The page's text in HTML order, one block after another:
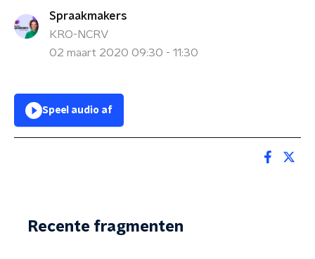
Spraakmakers
KRO-NCRV
02 maart 2020 09:30 - 11:30
Speel audio af
Recente fragmenten